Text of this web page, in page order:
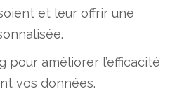
et leur offrir une
pour améliorer l’efficacité
vos données.